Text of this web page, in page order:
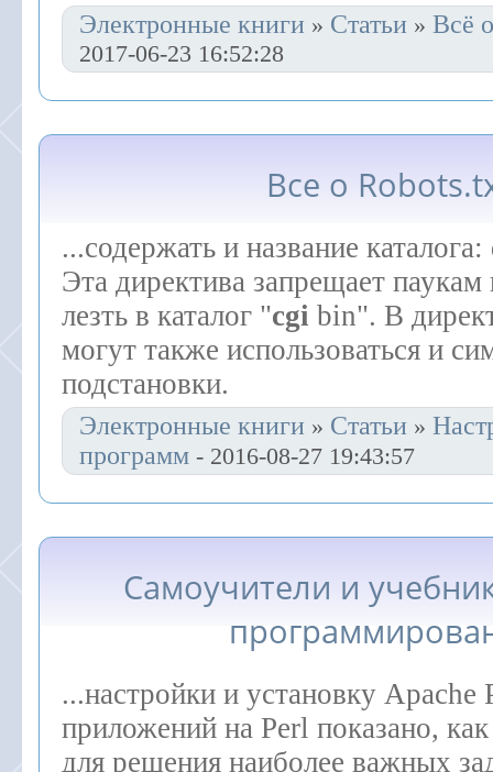
Электронные книги » Статьи » Всё
2017-06-23 16:52:28
Все о
...содержать и название
Эта директива запрещает паукам
лезть в каталог "cgi bin". В
могут также использоваться и
подстановки.
Электронные книги » Статьи »
программ - 2016-08-27 19:43:57
Самоучители и
...настройки и установку Apache
приложений на Perl показано,
для решения наиболее важных